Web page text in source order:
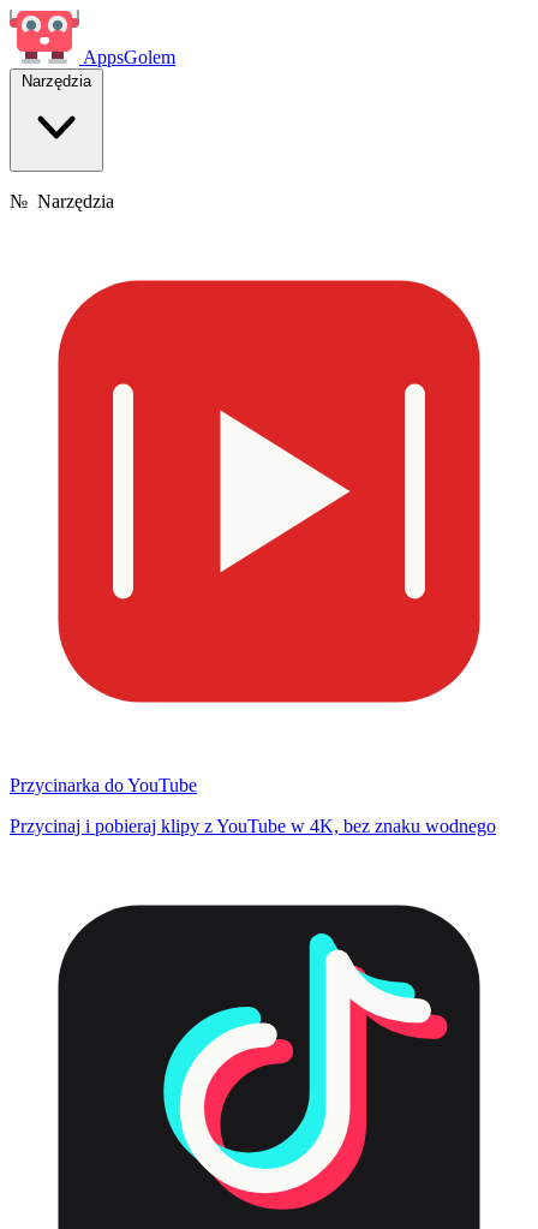
AppsGolem
Narzędzia
№ Narzędzia
Przycinarka do YouTube
Przycinaj i pobieraj klipy z YouTube w 4K, bez znaku wodnego